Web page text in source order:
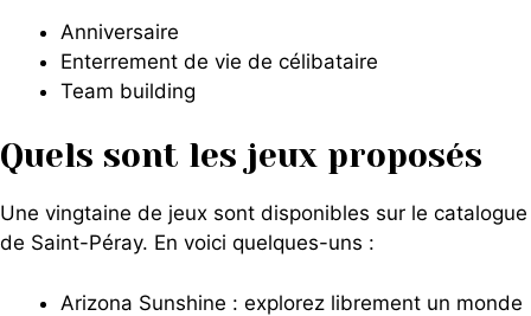
Anniversaire
Enterrement de vie de célibataire
Team building
Quels sont les jeux proposés
Une vingtaine de jeux sont disponibles sur le catalogue
de Saint-Péray. En voici quelques-uns :
Arizona Sunshine : explorez librement un monde